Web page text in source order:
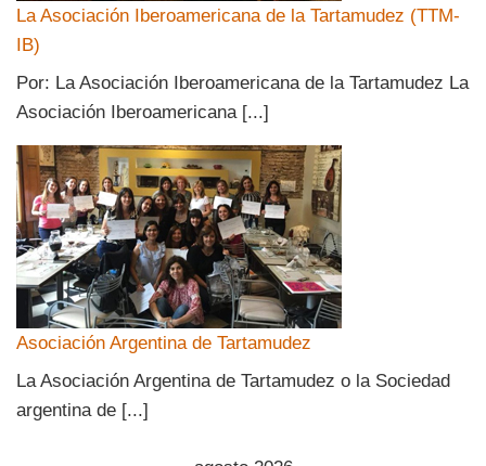
La Asociación Iberoamericana de la Tartamudez (TTM-
IB)
Por: La Asociación Iberoamericana de la Tartamudez La
Asociación Iberoamericana [...]
Asociación Argentina de Tartamudez
La Asociación Argentina de Tartamudez o la Sociedad
argentina de [...]